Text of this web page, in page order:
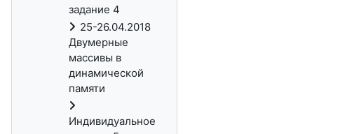
задание 4
25-26.04.2018
Двумерные
массивы в
динамической
памяти
Индивидуальное